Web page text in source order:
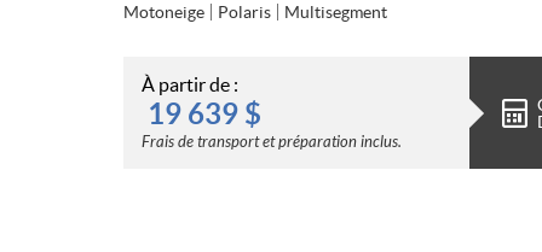
Motoneige Polaris Multisegment
À partir de :
19 639 $
Frais de transport et préparation inclus.